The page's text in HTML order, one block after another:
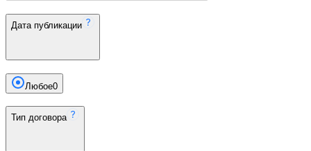
Дата публикации
Любое0
Тип договора